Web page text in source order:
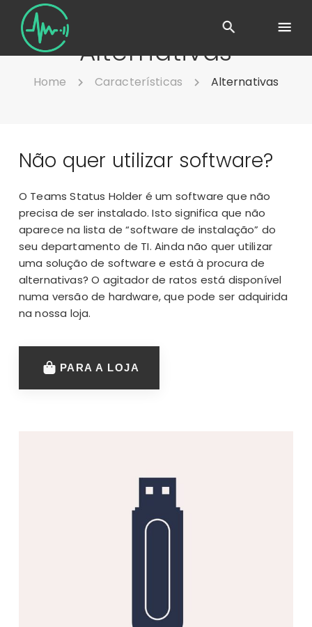
Alternativas
Home Características Alternativas
Não quer utilizar software?
O Teams Status Holder é um software que não
precisa de ser instalado. Isto significa que não
aparece na lista de “software de instalação” do
seu departamento de TI. Ainda não quer utilizar
uma solução de software e está à procura de
alternativas? O agitador de ratos está disponível
numa versão de hardware, que pode ser adquirida
na nossa loja.
PARA A LOJA